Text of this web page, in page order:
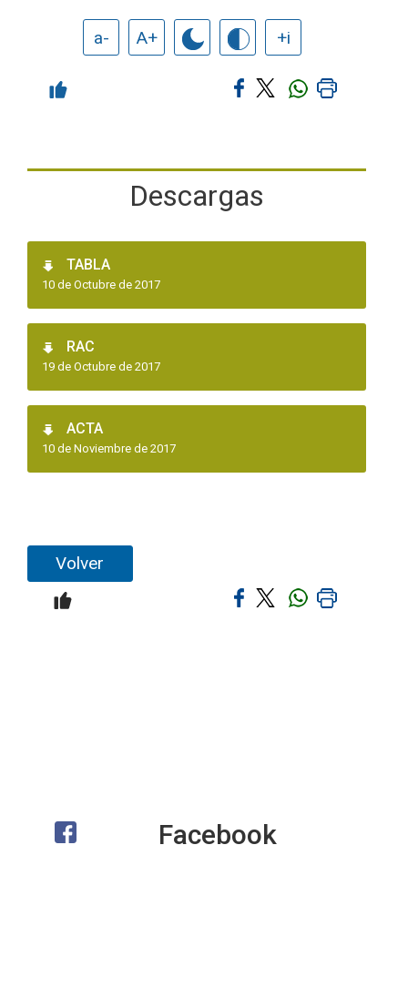
a- A+ +i
Descargas
TABLA
10 de Octubre de 2017
RAC
19 de Octubre de 2017
ACTA
10 de Noviembre de 2017
Volver
Facebook